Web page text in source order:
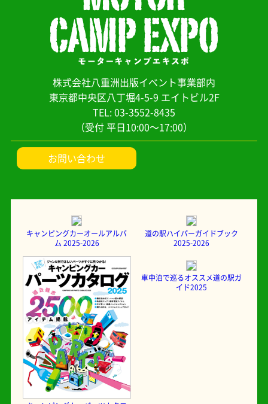
株式会社八重洲出版イベント事業部内
東京都中央区八丁堀4-5-9 エイトビル2F
TEL: 03-3552-8435
（受付 平日10:00～17:00）
お問い合わせ
キャンピングカーオールアルバ
ム 2025-2026
道の駅ハイパーガイドブック
2025-2026
車中泊で巡るオススメ道の駅ガ
イド2025